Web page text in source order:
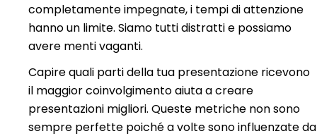
completamente impegnate, i tempi di attenzione
hanno un limite. Siamo tutti distratti e possiamo
avere menti vaganti.
Capire quali parti della tua presentazione ricevono
il maggior coinvolgimentoaiuta a creare
presentazioni migliori. Queste metriche non sono
sempre perfette poiché a volte sono influenzate da